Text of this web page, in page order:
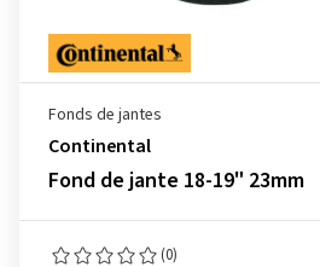
Fonds de jantes
Continental
Fond de jante 18-19" 23mm
(0)